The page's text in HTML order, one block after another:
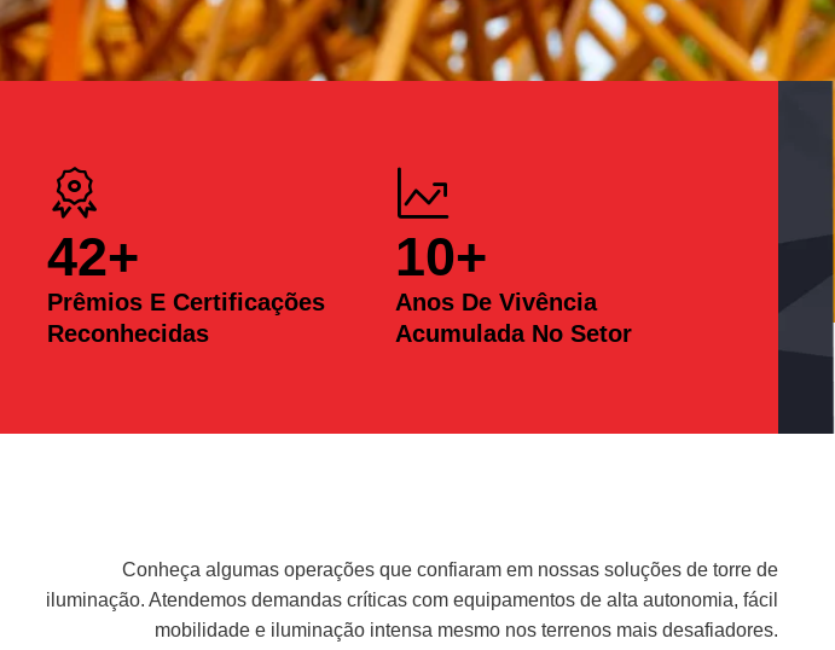
Prêmios E Certificações
Reconhecidas
42+
Anos De Vivência
Acumulada No Setor
10+
Conheça algumas operações que confiaram em nossas soluções de torre de
iluminação. Atendemos demandas críticas com equipamentos de alta autonomia, fácil
mobilidade e iluminação intensa mesmo nos terrenos mais desafiadores.